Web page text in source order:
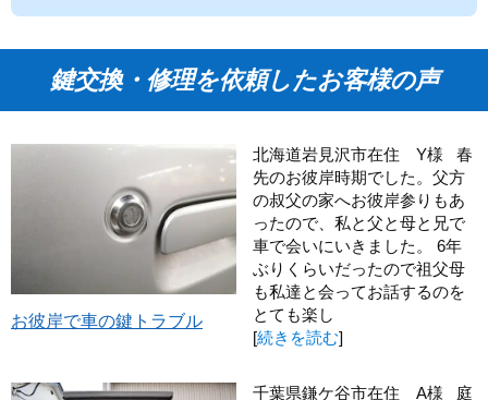
鍵交換・修理を依頼したお客様の声
お彼岸で車の鍵トラブル
北海道岩見沢市在住 Y様 春
先のお彼岸時期でした。父方
の叔父の家へお彼岸参りもあ
ったので、私と父と母と兄で
車で会いにいきました。 6年
ぶりくらいだったので祖父母
も私達と会ってお話するのを
とても楽し
[続きを読む]
千葉県鎌ケ谷市在住 A様 庭